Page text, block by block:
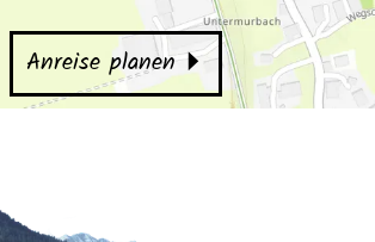
Anreise planen